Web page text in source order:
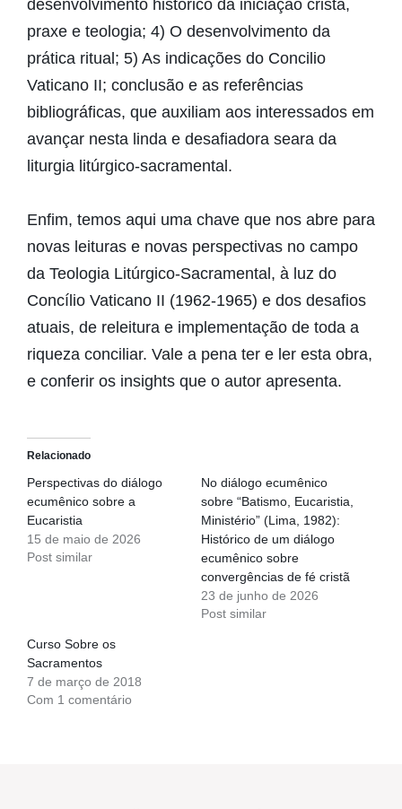
desenvolvimento histórico da iniciação cristã,
praxe e teologia; 4) O desenvolvimento da
prática ritual; 5) As indicações do Concilio
Vaticano II; conclusão e as referências
bibliográficas, que auxiliam aos interessados em
avançar nesta linda e desafiadora seara da
liturgia litúrgico-sacramental.
Enfim, temos aqui uma chave que nos abre para
novas leituras e novas perspectivas no campo
da Teologia Litúrgico-Sacramental, à luz do
Concílio Vaticano II (1962-1965) e dos desafios
atuais, de releitura e implementação de toda a
riqueza conciliar. Vale a pena ter e ler esta obra,
e conferir os insights que o autor apresenta.
Relacionado
Perspectivas do diálogo
ecumênico sobre a
Eucaristia
15 de maio de 2026
Post similar
No diálogo ecumênico
sobre “Batismo, Eucaristia,
Ministério” (Lima, 1982):
Histórico de um diálogo
ecumênico sobre
convergências de fé cristã
23 de junho de 2026
Post similar
Curso Sobre os
Sacramentos
7 de março de 2018
Com 1 comentário